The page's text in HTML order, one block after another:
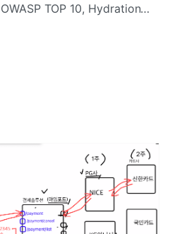
TOP 10, Hydration